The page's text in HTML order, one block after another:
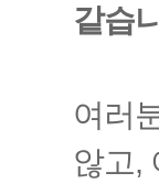
같습
여러
않고,